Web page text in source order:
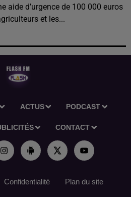
aide d’urgence de 100 000 euros
et les...
ACTUS PODCAST
CONTACT
Confidentialité Plan du site